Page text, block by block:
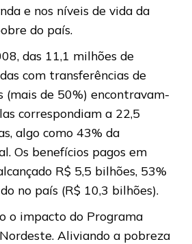
e nos níveis de vida da
do país.
das 11,1 milhões de
com transferências de
(mais de 50%) encontravam-
correspondiam a 22,5
algo como 43% da
Os benefícios pagos em
R$ 5,5 bilhões, 53%
no país (R$ 10,3 bilhões).
o impacto do Programa
Aliviando a pobreza